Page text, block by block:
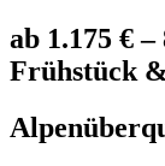
ab 1.175 €
Frühstück